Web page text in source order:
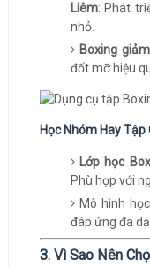
Liêm: Phát
nhỏ.
Boxing
đốt mỡ hiệu
Học Nhóm Hay Tập
Lớp học
Phù hợp với
Mô hình
đáp ứng đa
3. Vì Sao Nên